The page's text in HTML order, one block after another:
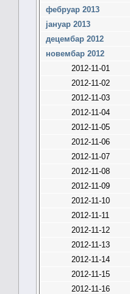
фебруар 2013
јануар 2013
децембар 2012
новембар 2012
2012-11-01
2012-11-02
2012-11-03
2012-11-04
2012-11-05
2012-11-06
2012-11-07
2012-11-08
2012-11-09
2012-11-10
2012-11-11
2012-11-12
2012-11-13
2012-11-14
2012-11-15
2012-11-16